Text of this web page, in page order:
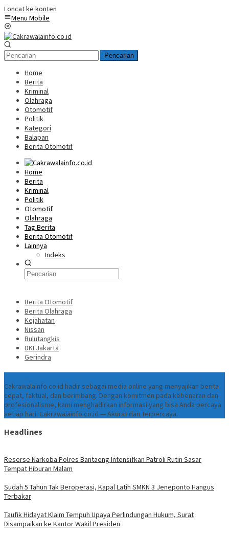
Loncat ke konten
Menu Mobile
Pencarian
Home
Berita
Kriminal
Olahraga
Otomotif
Politik
Kategori
Balapan
Berita Otomotif
Home
Berita
Kriminal
Politik
Otomotif
Olahraga
Tag Berita
Berita Otomotif
Lainnya
Indeks
Berita Otomotif
Berita Olahraga
Kejahatan
Nissan
Bulutangkis
DKI Jakarta
Gerindra
Cakrawalainfo.co.id hadir sebagai media online yang menyajikan berita
cepat, faktual, dan berimbang. Dengan komitmen pada kebenaran dan
profesionalisme, kami menghadirkan informasi yang bisa Anda percaya
setiap hari. Cakrawalainfo.co.id — Akurat dan Terpercaya.
Headlines
Reserse Narkoba Polres Bantaeng Intensifkan Patroli Rutin Sasar
Tempat Hiburan Malam
Sudah 5 Tahun Tak Beroperasi, Kapal Latih SMKN 3 Jeneponto Hangus
Terbakar
Taufik Hidayat Klaim Tempuh Upaya Perlindungan Hukum, Surat
Disampaikan ke Kantor Wakil Presiden